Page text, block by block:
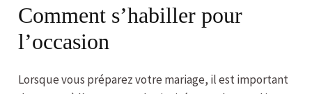
Comment s’habiller pour
l’occasion
Lorsque vous préparez votre mariage, il est important